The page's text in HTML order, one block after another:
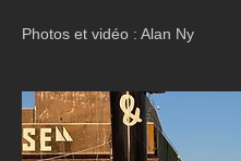
Photos et vidéo : Alan Ny